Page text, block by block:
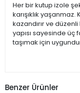
Her bir kutup izole
karışıklık
kazandırır ve
yapısı sayesinde üç
taşımak için
Benzer Ürünler